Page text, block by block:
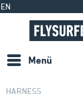
EN
Menü
HARNESS